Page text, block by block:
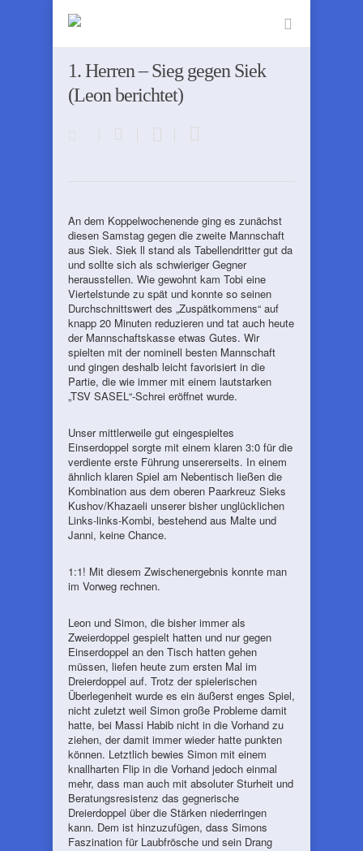
1. Herren – Sieg gegen Siek
(Leon berichtet)
An dem Koppelwochenende ging es zunächst
diesen Samstag gegen die zweite Mannschaft
aus Siek. Siek ll stand als Tabellendritter gut da
und sollte sich als schwieriger Gegner
herausstellen. Wie gewohnt kam Tobi eine
Viertelstunde zu spät und konnte so seinen
Durchschnittswert des „Zuspätkommens“ auf
knapp 20 Minuten reduzieren und tat auch heute
der Mannschaftskasse etwas Gutes. Wir
spielten mit der nominell besten Mannschaft
und gingen deshalb leicht favorisiert in die
Partie, die wie immer mit einem lautstarken
„TSV SASEL“-Schrei eröffnet wurde.
Unser mittlerweile gut eingespieltes
Einserdoppel sorgte mit einem klaren 3:0 für die
verdiente erste Führung unsererseits. In einem
ähnlich klaren Spiel am Nebentisch ließen die
Kombination aus dem oberen Paarkreuz Sieks
Kushov/Khazaeli unserer bisher unglücklichen
Links-links-Kombi, bestehend aus Malte und
Janni, keine Chance.
1:1! Mit diesem Zwischenergebnis konnte man
im Vorweg rechnen.
Leon und Simon, die bisher immer als
Zweierdoppel gespielt hatten und nur gegen
Einserdoppel an den Tisch hatten gehen
müssen, liefen heute zum ersten Mal im
Dreierdoppel auf. Trotz der spielerischen
Überlegenheit wurde es ein äußerst enges Spiel,
nicht zuletzt weil Simon große Probleme damit
hatte, bei Massi Habib nicht in die Vorhand zu
ziehen, der damit immer wieder hatte punkten
können. Letztlich bewies Simon mit einem
knallharten Flip in die Vorhand jedoch einmal
mehr, dass man auch mit absoluter Sturheit und
Beratungsresistenz das gegnerische
Dreierdoppel über die Stärken niederringen
kann. Dem ist hinzuzufügen, dass Simons
Faszination für Laubfrösche und sein Drang